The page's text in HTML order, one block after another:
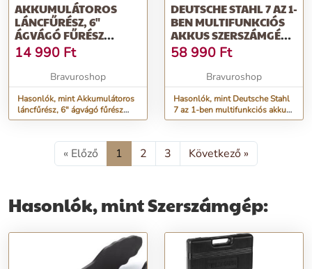
AKKUMULÁTOROS
LÁNCFŰRÉSZ, 6"
ÁGVÁGÓ FŰRÉSZ
KÉSZLET KOFFERBEN, 2
DB 36V AKKUVAL,
CH23-360
14 990 Ft
Bravuroshop
Hasonlók, mint Akkumulátoros
láncfűrész, 6" ágvágó fűrész
készlet kofferben, 2 db 36V
DEUTSCHE STAHL 7 AZ 1-
BEN MULTIFUNKCIÓS
AKKUS SZERSZÁMGÉP
KÉSZLET, MT9758
58 990 Ft
Bravuroshop
Hasonlók, mint Deutsche Stahl
7 az 1-ben multifunkciós akkus
szerszámgép készlet, MT9758
« Előző 1 2 3 Következő »
Hasonlók, mint Szerszámgép: